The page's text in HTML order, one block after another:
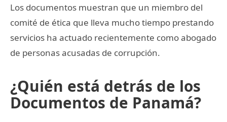
Los documentos muestran que un miembro del
comité de ética que lleva mucho tiempo prestando
servicios ha actuado recientemente como abogado
de personas acusadas de corrupción.
¿Quién está detrás de los
Documentos de Panamá?